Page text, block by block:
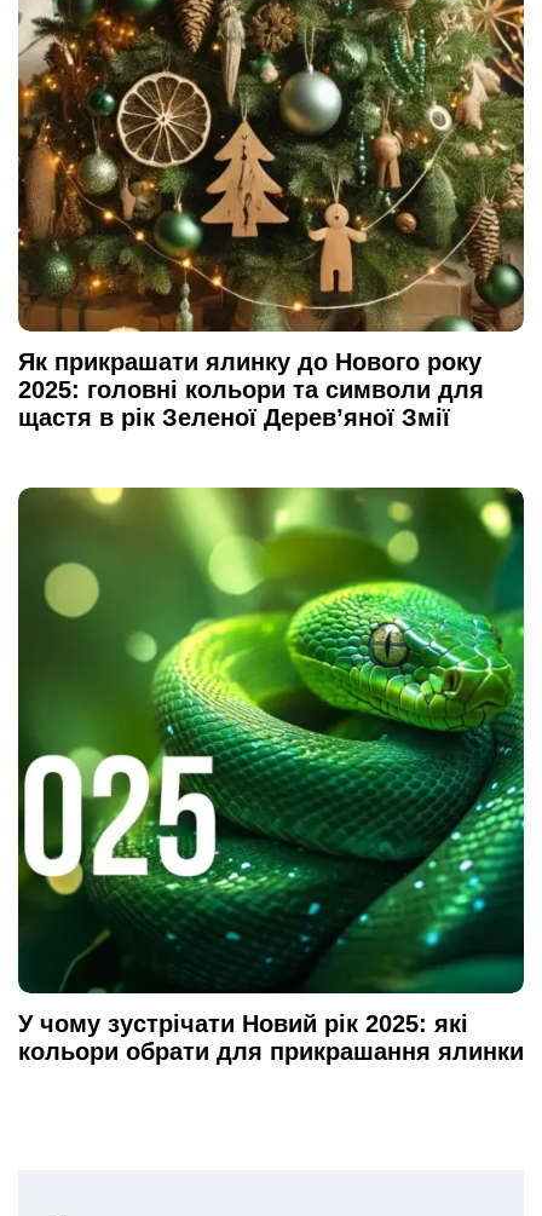
Як прикрашати ялинку до Нового року
2025: головні кольори та символи для
щастя в рік Зеленої Дерев’яної Змії
У чому зустрічати Новий рік 2025: які
кольори обрати для прикрашання ялинки